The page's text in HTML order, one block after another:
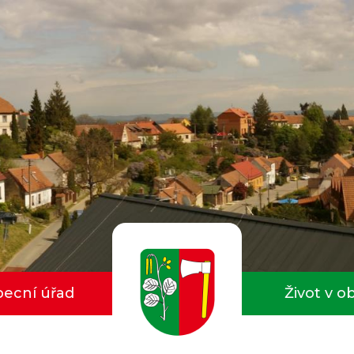
úřad Život v